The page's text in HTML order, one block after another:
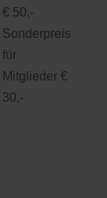
€ 50,-
Sonderpreis
für
Mitglieder €
30,-